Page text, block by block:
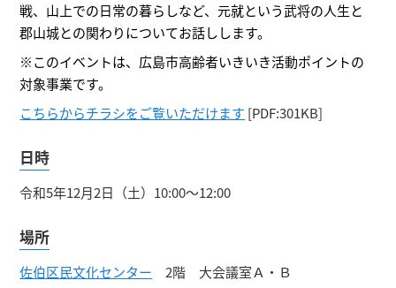
戦、山上での日常の暮らしなど、元就という武将の人生と
郡山城との関わりについてお話しします。
※このイベントは、広島市高齢者いきいき活動ポイントの
対象事業です。
こちらからチラシをご覧いただけます [PDF:301KB]
日時
令和5年12月2日（土）10:00～12:00
場所
佐伯区民文化センター 2階 大会議室Ａ・Ｂ